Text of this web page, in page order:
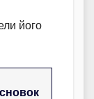
його